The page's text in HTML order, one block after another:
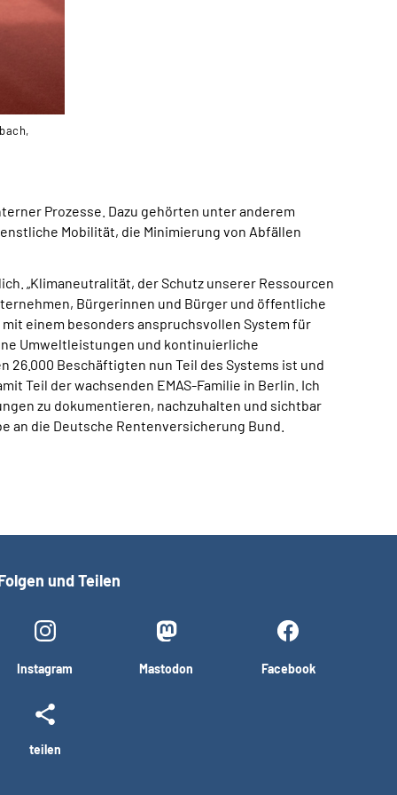
Prozesse. Dazu gehörten unter anderem
Mobilität, die Minimierung von Abfällen
„Klimaneutralität, der Schutz unserer Ressourcen
Bürgerinnen und Bürger und öffentliche
einem besonders anspruchsvollen System für
Umweltleistungen und kontinuierliche
26.000 Beschäftigten nun Teil des Systems ist und
Teil der wachsenden EMAS-Familie in Berlin. Ich
zu dokumentieren, nachzuhalten und sichtbar
an die Deutsche Rentenversicherung Bund.
und Teilen
Instagram Mastodon Facebook
teilen